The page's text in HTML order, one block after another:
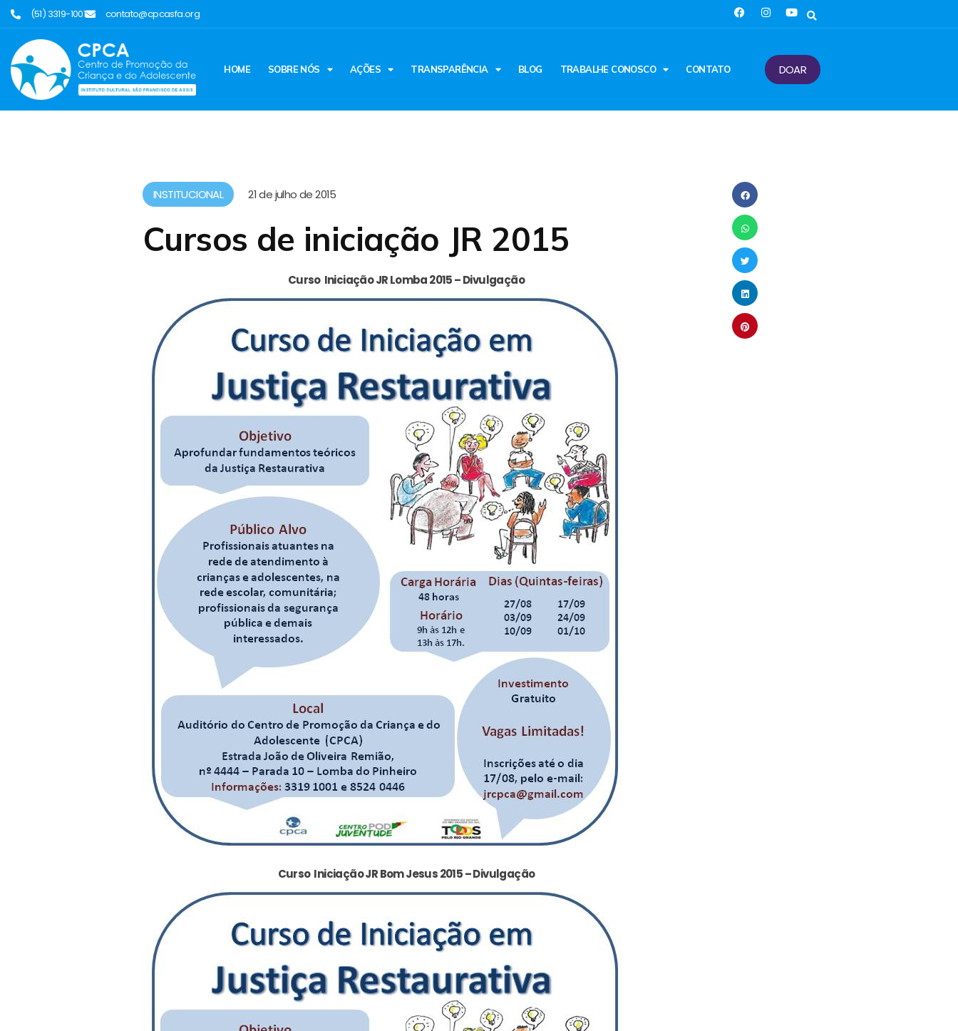
(51) 3319-1001 contato@cpcasfa.org
HOME SOBRE NÓS AÇÕES TRANSPARÊNCIA BLOG TRABALHE CONOSCO CONTATO DOAR
INSTITUCIONAL 21 de julho de 2015
Cursos de iniciação JR 2015
Curso Iniciação JR Lomba 2015 – Divulgação
Curso Iniciação JR Bom Jesus 2015 – Divulgação